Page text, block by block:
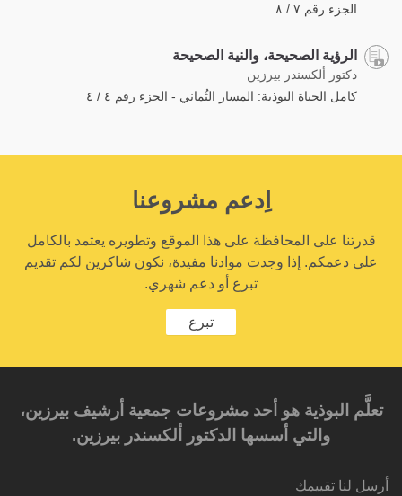
الجزء رقم ٧ / ٨
الرؤية الصحيحة، والنية الصحيحة
دكتور ألكسندر بيرزين
كامل الحياة البوذية: المسار الثُماني - الجزء رقم ٤ / ٤
اِدعم مشروعنا
قدرتنا على المحافظة على هذا الموقع وتطويره يعتمد بالكامل
على دعمكم. إذا وجدت موادنا مفيدة، نكون شاكرين لكم تقديم
تبرع أو دعم شهري.
تبرع
تعلَّم البوذية هو أحد مشروعات جمعية أرشيف بيرزين،
والتي أسسها الدكتور ألكسندر بيرزين.‎‎
أرسل لنا تقييمك